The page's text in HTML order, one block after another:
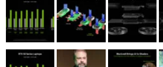
その他
電ファミニコゲーマーとは？
運営：株式会社マレ